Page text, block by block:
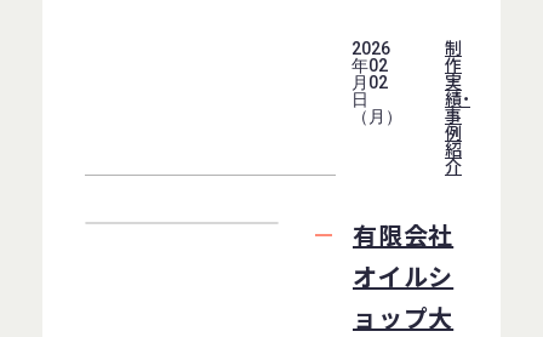
2026
年02
月02
日
（月）
制
作
実
績・
事
例
紹
介
有限会社
オイルシ
ョップ大